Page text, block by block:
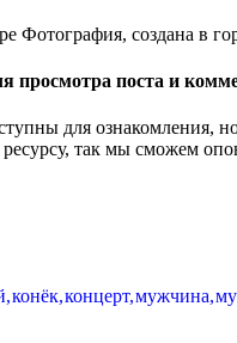
Фотография, создана в
просмотра поста и
для ознакомления,
так мы сможем
,конёк,концерт,мужчина,